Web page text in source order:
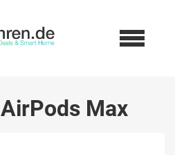
AirPods Max